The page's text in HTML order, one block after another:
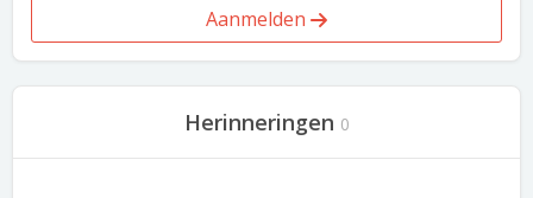
Aanmelden
Herinneringen 0